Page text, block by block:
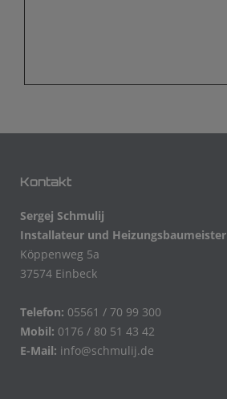
Kontakt
Sergej Schmulij
Installateur und Heizungsbaumeister
Köppenweg 5a
37574 Einbeck
Telefon: 05561 / 70 99 300
Mobil: 0176 / 80 51 43 42
E-Mail: info@schmulij.de